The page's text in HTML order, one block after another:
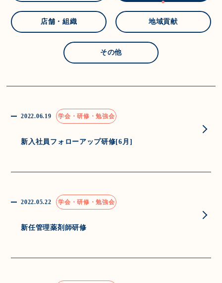
店舗・組織 地域貢献
その他
2022.06.19 学会・研修・勉強会
新入社員フォローアップ研修[6月]
2022.05.22 学会・研修・勉強会
新任管理薬剤師研修